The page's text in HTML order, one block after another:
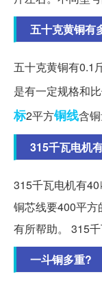
五十克黄铜有
五十克黄铜有0.1
是有一定规格和
标2平方铜线含
315千瓦电机
315千瓦电机有
铜芯线要400平
有所帮助。 315
一斗铜多重?